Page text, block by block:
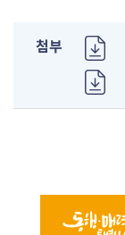
첨부